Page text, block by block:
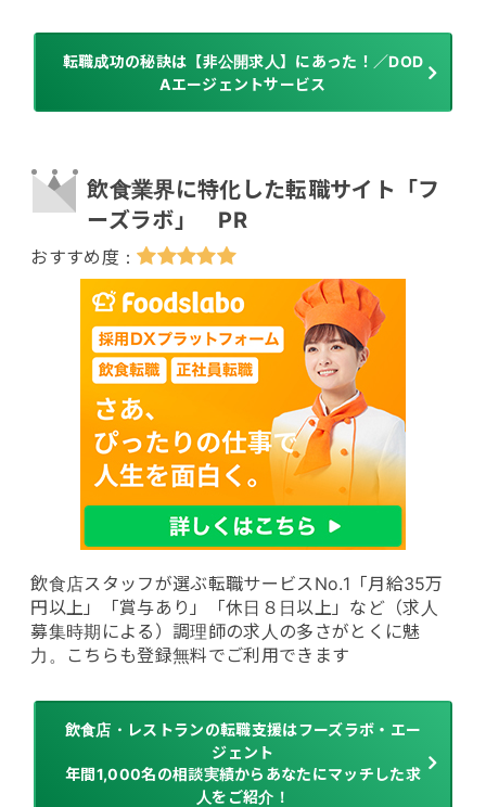
転職成功の秘訣は【非公開求人】にあった！／DOD
Aエージェントサービス
飲食業界に特化した転職サイト「フ
ーズラボ」 PR
飲食店スタッフが選ぶ転職サービスNo.1「月給35万
円以上」「賞与あり」「休日８日以上」など（求人
募集時期による）調理師の求人の多さがとくに魅
力。こちらも登録無料でご利用できます
飲食店・レストランの転職支援はフーズラボ・エー
ジェント
年間1,000名の相談実績からあなたにマッチした求
人をご紹介！